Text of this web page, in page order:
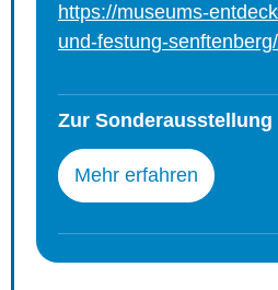
https://museums-
und-festung-senftenberg/
Zur
Mehr erfahren